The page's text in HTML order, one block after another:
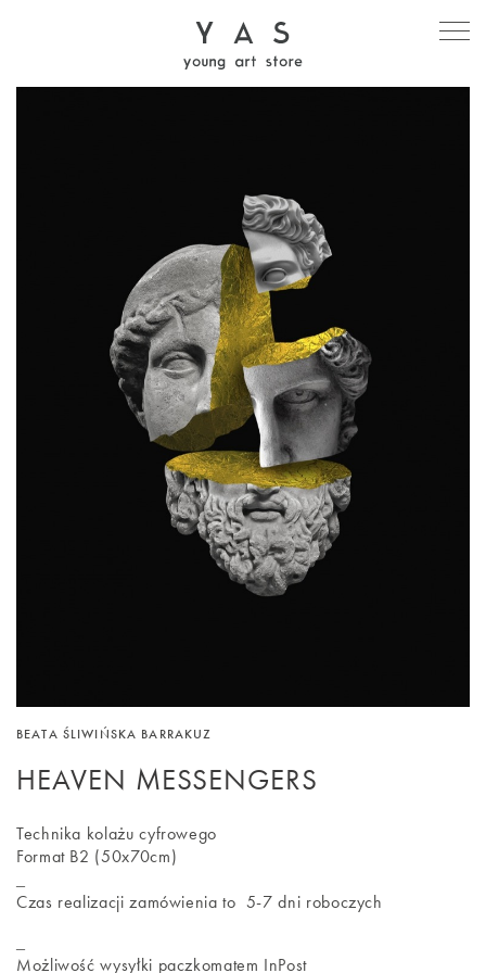
BEATA ŚLIWIŃSKA BARRAKUZ
HEAVEN MESSENGERS
Technika kolażu cyfrowego
Format B2 (50x70cm)
Czas realizacji zamówienia to 5-7 dni roboczych
Możliwość wysyłki paczkomatem InPost